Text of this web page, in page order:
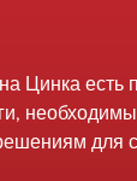
Цинка есть
для